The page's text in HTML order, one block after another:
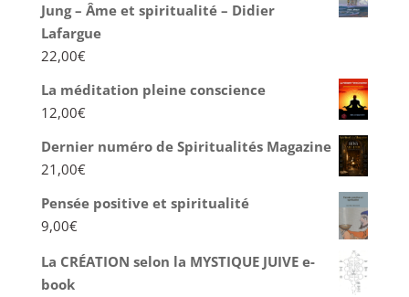
Jung – Âme et spiritualité – Didier
Lafargue
22,00€
La méditation pleine conscience
12,00€
Dernier numéro de Spiritualités Magazine
21,00€
Pensée positive et spiritualité
9,00€
La CRÉATION selon la MYSTIQUE JUIVE e-
book